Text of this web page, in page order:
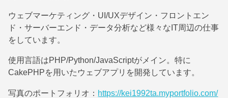
ウェブマーケティング・UI/UXデザイン・フロントエン
ド・サーバーエンド・データ分析など様々なIT周辺の仕事
をしています。
使用言語はPHP/Python/JavaScriptがメイン。特に
CakePHPを用いたウェブアプリを開発しています。
写真のポートフォリオ： https://kei1992ta.myportfolio.com/